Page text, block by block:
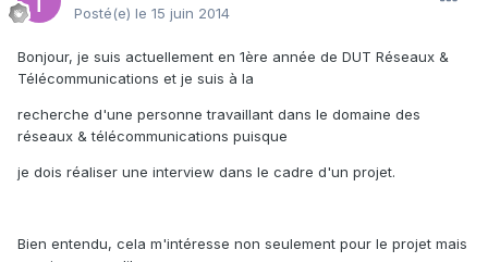
Posté(e) le 15 juin 2014
Bonjour, je suis actuellement en 1ère année de DUT Réseaux &
Télécommunications et je suis à la
recherche d'une personne travaillant dans le domaine des
réseaux & télécommunications puisque
je dois réaliser une interview dans le cadre d'un projet.
Bien entendu, cela m'intéresse non seulement pour le projet mais